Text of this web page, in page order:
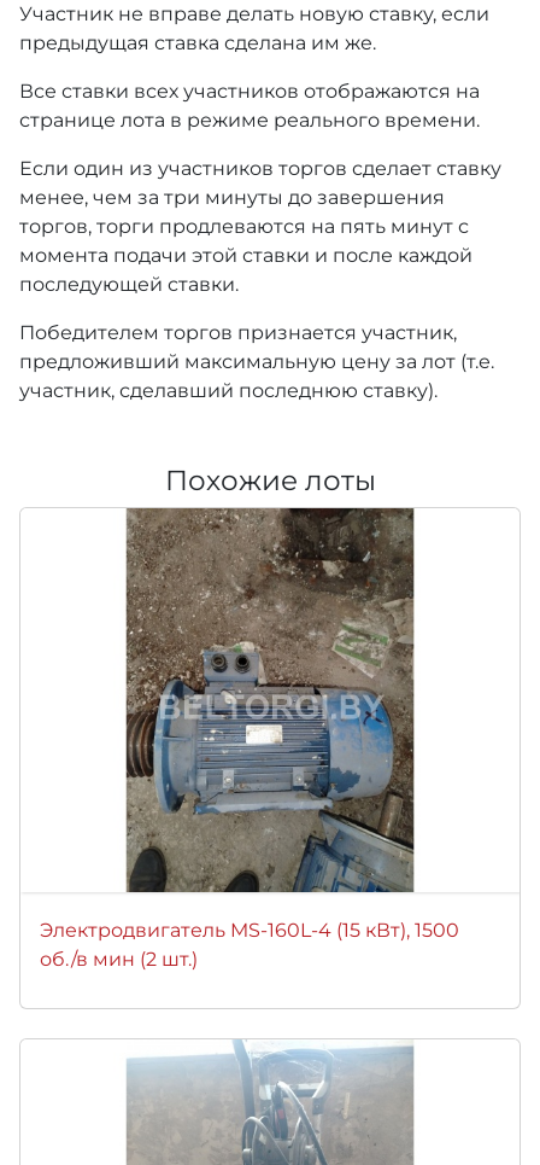
Участник не вправе делать новую ставку, если
предыдущая ставка сделана им же.
Все ставки всех участников отображаются на
странице лота в режиме реального времени.
Если один из участников торгов сделает ставку
менее, чем за три минуты до завершения
торгов, торги продлеваются на пять минут с
момента подачи этой ставки и после каждой
последующей ставки.
Победителем торгов признается участник,
предложивший максимальную цену за лот (т.е.
участник, сделавший последнюю ставку).
Похожие лоты
Электродвигатель MS-160L-4 (15 кВт), 1500
об./в мин (2 шт.)